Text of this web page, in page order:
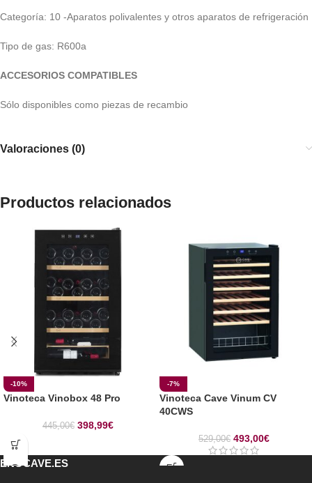
Categoría: 10 -Aparatos polivalentes y otros aparatos de refrigeración
Tipo de gas: R600a
ACCESORIOS COMPATIBLES
Sólo disponibles como piezas de recambio
Valoraciones (0)
Productos relacionados
-10%
Vinoteca Vinobox 48 Pro
445,00€ 398,99€
-7%
Vinoteca Cave Vinum CV
40CWS
529,00€ 493,00€
ENOCAVE.ES